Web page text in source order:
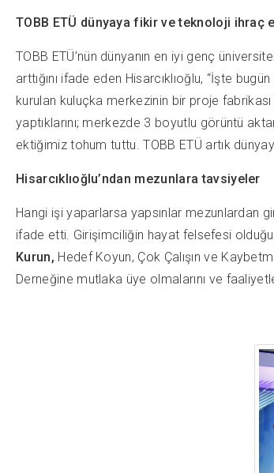
TOBB ETÜ dünyaya fikir ve teknoloji ihraç
TOBB ETÜ’nün dünyanın en iyi genç
arttığını ifade eden Hisarcıklıoğlu, “İşte
kurulan kuluçka merkezinin bir proje fabrikası
yaptıklarını; merkezde 3 boyutlu görüntü
ektiğimiz tohum tuttu. TOBB ETÜ artık
Hisarcıklıoğlu’ndan mezunlara tavsiyeler
Hangi işi yaparlarsa yapsınlar mezunlardan
ifade etti. Girişimciliğin hayat felsefesi
Kurun, Hedef Koyun, Çok Çalışın ve
Derneğine mutlaka üye olmalarını ve